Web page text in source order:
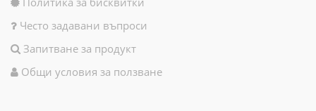
Често задавани въпроси
Запитване за продукт
Общи условия за ползване